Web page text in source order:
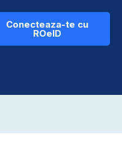
Conecteaza-te cu
ROeID